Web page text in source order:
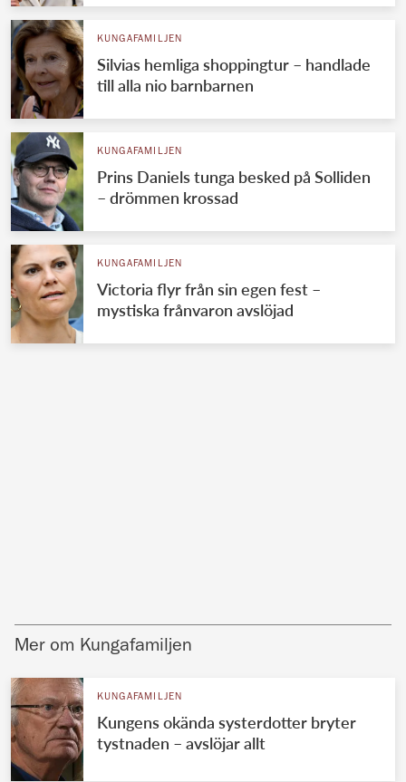
KUNGAFAMILJEN
Silvias hemliga shoppingtur – handlade
till alla nio barnbarnen
KUNGAFAMILJEN
Prins Daniels tunga besked på Solliden
– drömmen krossad
KUNGAFAMILJEN
Victoria flyr från sin egen fest –
mystiska frånvaron avslöjad
Mer om Kungafamiljen
KUNGAFAMILJEN
Kungens okända systerdotter bryter
tystnaden – avslöjar allt